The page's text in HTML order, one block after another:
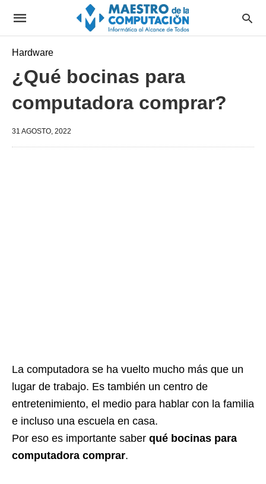
Hardware
¿Qué bocinas para
computadora comprar?
31 AGOSTO, 2022
La computadora se ha vuelto mucho más que un
lugar de trabajo. Es también un centro de
entretenimiento, el medio para hablar con la familia
e incluso una escuela en casa.
Por eso es importante saber qué bocinas para
computadora comprar.